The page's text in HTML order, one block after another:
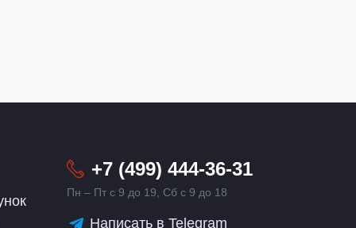
+7 (499) 444-36-31
Пн – Пт с 9 до 19, Сб с 9 до 18
Написать в Telegram